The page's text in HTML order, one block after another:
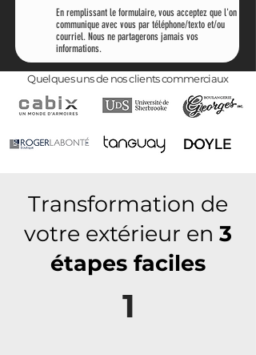
En remplissant le formulaire, vous acceptez que l'on
communique avec vous par téléphone/texto et/ou
courriel. Nous ne partagerons jamais vos
informations.
Quelques uns de nos clients commerciaux
Transformation de
votre extérieur en 3
étapes faciles
1